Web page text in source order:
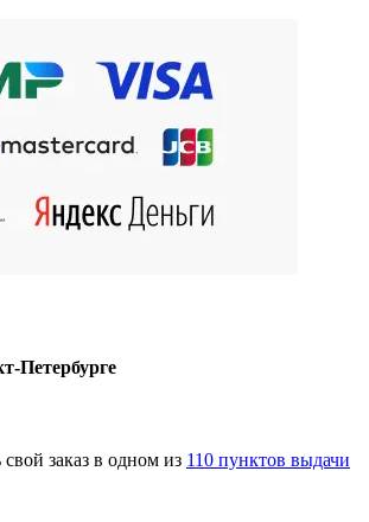
Петербурге
заказ в одном из 110 пунктов выдачи